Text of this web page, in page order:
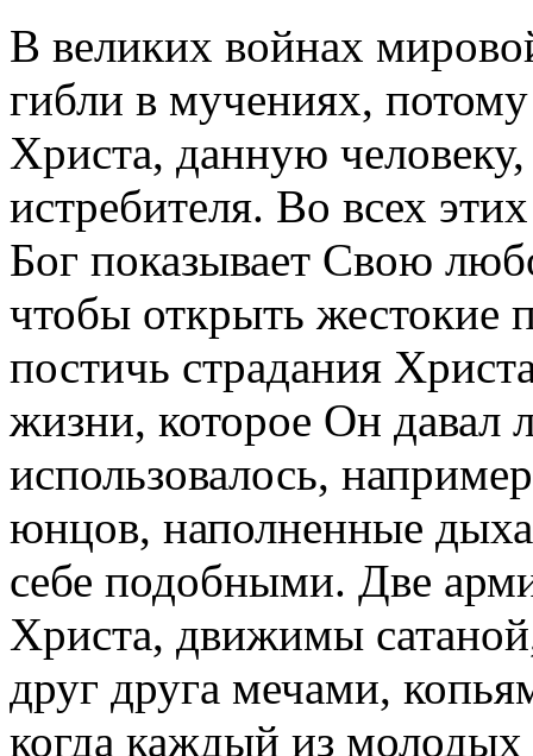
В великих войнах
гибли в мучениях, потому
Христа, данную
истребителя. Во всех
Бог показывает Свою
чтобы открыть
постичь страдания
жизни, которое Он давал
использовалось,
юнцов, наполненные
себе подобными. Две
Христа, движимы
друг друга мечами,
когда каждый из молодых